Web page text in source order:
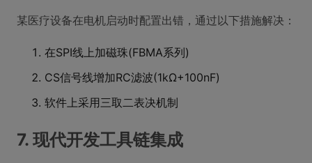
某医疗设备在电机启动时配置出错，通过以下措施解决：
在SPI线上加磁珠(FBMA系列)
CS信号线增加RC滤波(1kΩ+100nF)
软件上采用三取二表决机制
7. 现代开发工具链集成